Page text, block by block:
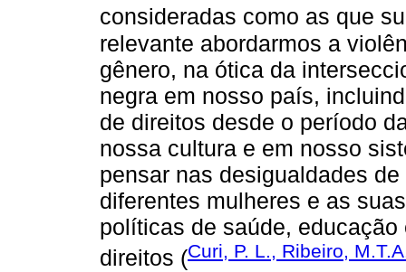
consideradas como as que
relevante abordarmos a
gênero, na ótica da
negra em nosso país,
de direitos desde o período
nossa cultura e em nosso
pensar nas desigualdades
diferentes mulheres e as
políticas de saúde,
direitos (Curi, P. L., Ribeiro,